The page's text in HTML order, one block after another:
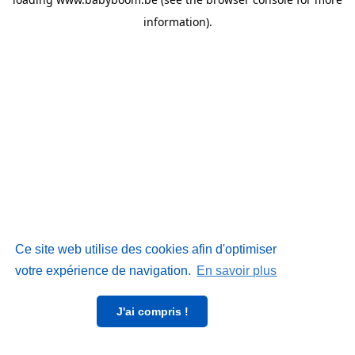
Ce site web utilise des cookies afin d'optimiser
votre expérience de navigation. En savoir plus
J'ai compris !
information).